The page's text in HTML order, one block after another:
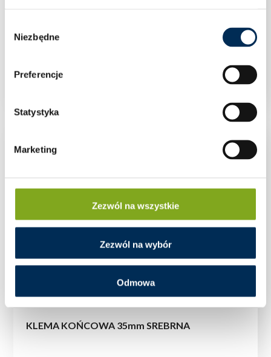
zgody
Niezbędne
Preferencje
Statystyka
Marketing
Zezwól na wszystkie
Zezwól na wybór
Odmowa
KLEMA ŚRODKOWA CZARNA ANODOWANA Z
KLEMA KOŃCOWA 35mm SREBRNA